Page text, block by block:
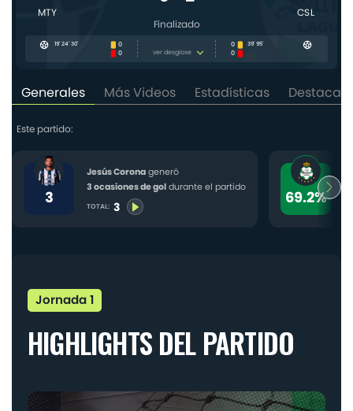
RESPONSABILIDAD SOCIAL
TAQUILLA
TIENDA
ESTADIO
CONTACTO